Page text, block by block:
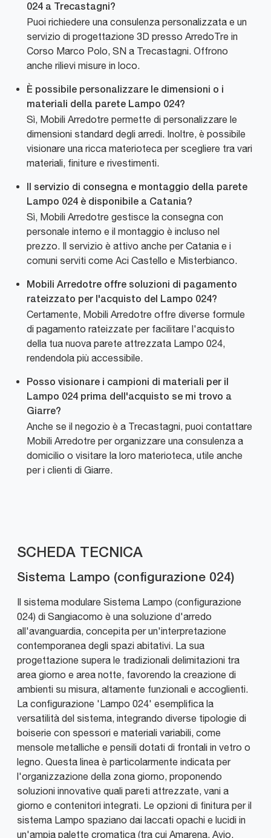
024 a Trecastagni?
Puoi richiedere una consulenza personalizzata e un
servizio di progettazione 3D presso ArredoTre in
Corso Marco Polo, SN a Trecastagni. Offrono
anche rilievi misure in loco.
È possibile personalizzare le dimensioni o i
materiali della parete Lampo 024?
Sì, Mobili Arredotre permette di personalizzare le
dimensioni standard degli arredi. Inoltre, è possibile
visionare una ricca materioteca per scegliere tra vari
materiali, finiture e rivestimenti.
Il servizio di consegna e montaggio della parete
Lampo 024 è disponibile a Catania?
Sì, Mobili Arredotre gestisce la consegna con
personale interno e il montaggio è incluso nel
prezzo. Il servizio è attivo anche per Catania e i
comuni serviti come Aci Castello e Misterbianco.
Mobili Arredotre offre soluzioni di pagamento
rateizzato per l'acquisto del Lampo 024?
Certamente, Mobili Arredotre offre diverse formule
di pagamento rateizzate per facilitare l'acquisto
della tua nuova parete attrezzata Lampo 024,
rendendola più accessibile.
Posso visionare i campioni di materiali per il
Lampo 024 prima dell'acquisto se mi trovo a
Giarre?
Anche se il negozio è a Trecastagni, puoi contattare
Mobili Arredotre per organizzare una consulenza a
domicilio o visitare la loro materioteca, utile anche
per i clienti di Giarre.
SCHEDA TECNICA
Sistema Lampo (configurazione 024)
Il sistema modulare Sistema Lampo (configurazione
024) di Sangiacomo è una soluzione d'arredo
all'avanguardia, concepita per un'interpretazione
contemporanea degli spazi abitativi. La sua
progettazione supera le tradizionali delimitazioni tra
area giorno e area notte, favorendo la creazione di
ambienti su misura, altamente funzionali e accoglienti.
La configurazione 'Lampo 024' esemplifica la
versatilità del sistema, integrando diverse tipologie di
boiserie con spessori e materiali variabili, come
mensole metalliche e pensili dotati di frontali in vetro o
legno. Questa linea è particolarmente indicata per
l'organizzazione della zona giorno, proponendo
soluzioni innovative quali pareti attrezzate, vani a
giorno e contenitori integrati. Le opzioni di finitura per il
sistema Lampo spaziano dai laccati opachi e lucidi in
un'ampia palette cromatica (tra cui Amarena, Avio,